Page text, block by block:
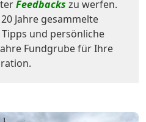
Feedbacks zu werfen.
Jahre gesammelte
und persönliche
Fundgrube für Ihre